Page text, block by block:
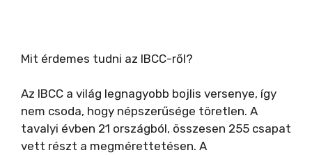
Mit érdemes tudni az IBCC-ről?
Az IBCC a világ legnagyobb bojlis versenye, így
nem csoda, hogy népszerűsége töretlen. A
tavalyi évben 21 országból, összesen 255 csapat
vett részt a megmérettetésen. A